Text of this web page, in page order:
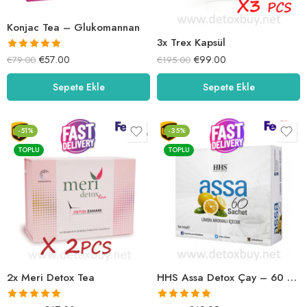
Konjac Tea – Glukomannan
5 üzerinden
5.00oy aldı
€79.00 €57.00
Sepete Ekle
3x Trex Kapsül
€195.00 €99.00
Sepete Ekle
-51%
TOPLU
2x Meri Detox Tea
-35%
TOPLU
HHS Assa Detox Çay – 60 Sachet